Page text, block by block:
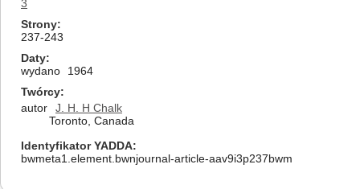
3
Strony
237-243
Daty
wydano
1964
Twórcy
autor
J. H. H Chalk
Toronto, Canada
Identyfikator YADDA
bwmeta1.element.bwnjournal-article-aav9i3p237bwm